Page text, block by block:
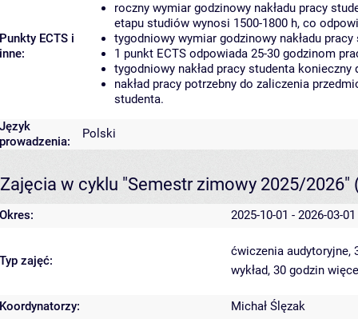
Punkty ECTS i
inne:
roczny wymiar godzinowy nakładu pracy
etapu studiów wynosi 1500-1800 h, co
tygodniowy wymiar godzinowy nakładu
1 punkt ECTS odpowiada 25-30 godzinom
tygodniowy nakład pracy studenta
nakład pracy potrzebny do zaliczenia
studenta.
Język
prowadzenia:
Polski
Zajęcia w cyklu "Semestr zimowy 2025/2026"
Okres: 2025-10-01 - 2026-03-01
Typ zajęć:
ćwiczenia audytoryjne,
wykład, 30 godzin
Koordynatorzy:
Michał Ślęzak